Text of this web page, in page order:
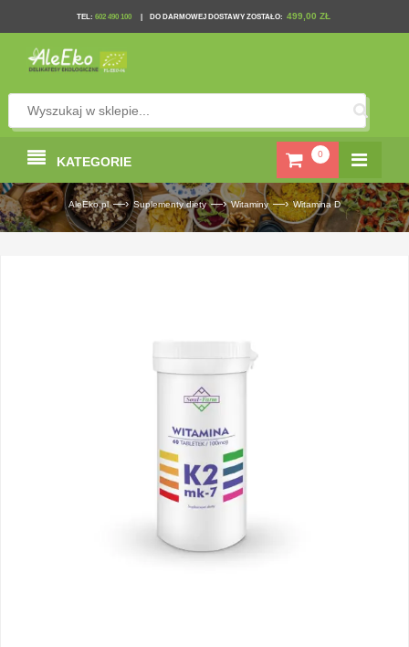
TEL: 602 490 100 DO DARMOWEJ DOSTAWY ZOSTAŁO: 499,00 ZŁ
0
KATEGORIE
AleEko.pl —› Suplementy diety —› Witaminy —› Witamina D